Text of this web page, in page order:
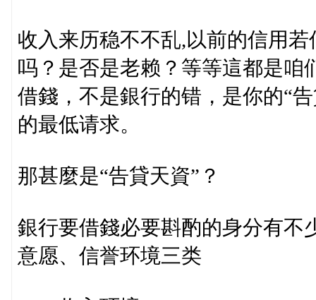
收入来历稳不不乱,以前的信用
吗？是否是老赖？等等這都是咱
借錢，不是銀行的错，是你的“
的最低请求。
那甚麼是“告貸天資”？
銀行要借錢必要斟酌的身分有不
意愿、信誉环境三类